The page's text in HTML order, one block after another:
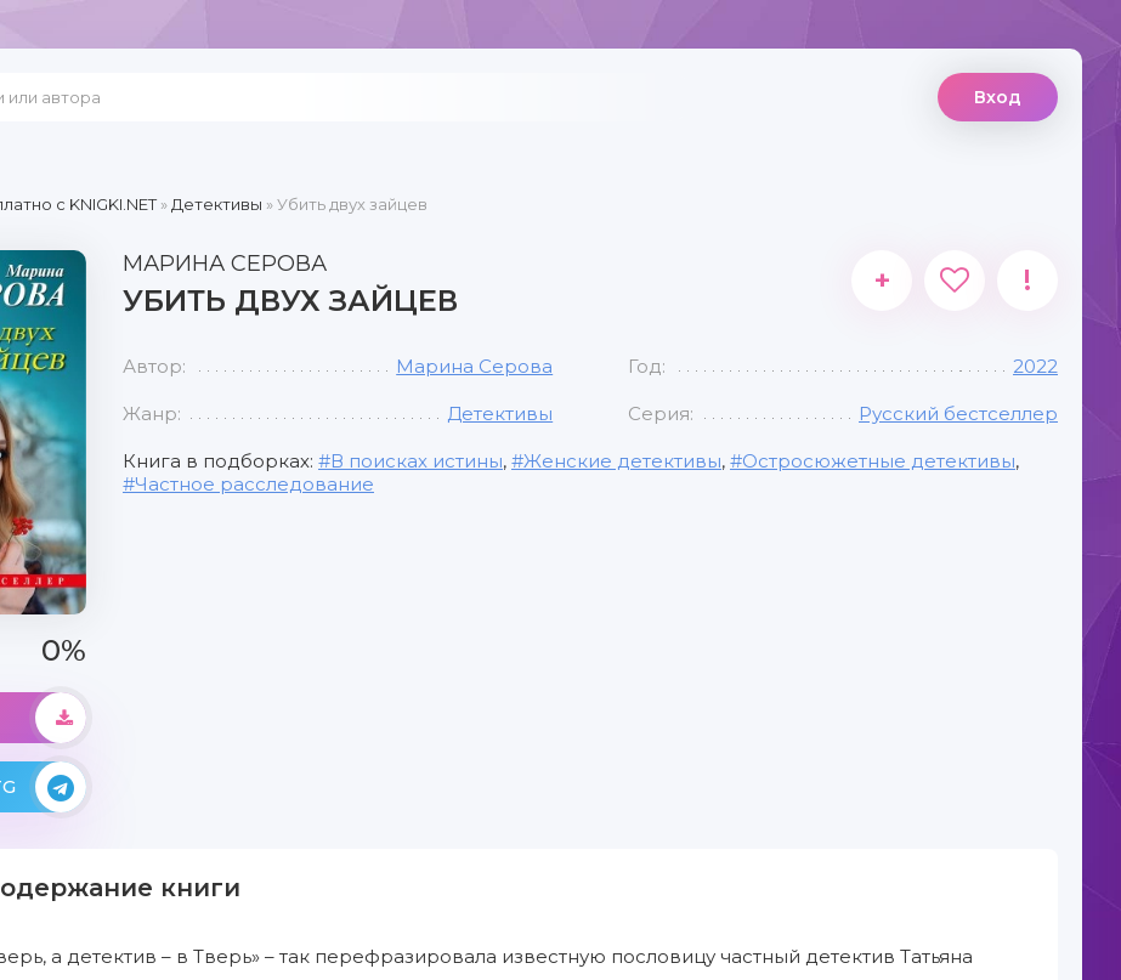
Вход
c KNIGKI.NET» Детективы » Убить двух зайцев
0%
МАРИНА СЕРОВА
УБИТЬ ДВУХ ЗАЙЦЕВ
+ !
Автор: Марина Серова Год: 2022
Жанр: Детективы Серия: Русский бестселлер
Книга в подборках: В поисках истины, Женские детективы, Остросюжетные детективы,
Частное расследование
книги
а детектив – в Тверь» – так перефразировала известную пословицу частный детектив Татьяна